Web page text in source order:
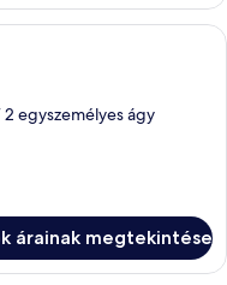
ingyenes piperecikkek,
egyszemélyes ágy
árainak megtekintése